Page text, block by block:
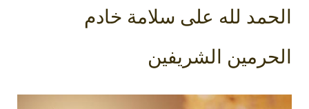
الحمد لله على سلامة خادم
الحرمين الشريفين